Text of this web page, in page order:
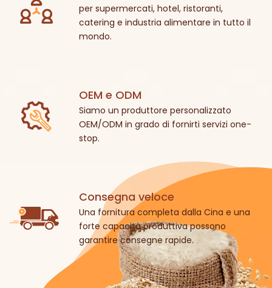
per supermercati, hotel, ristoranti,
catering e industria alimentare in tutto il
mondo.
OEM e ODM
Siamo un produttore personalizzato
OEM/ODM in grado di fornirti servizi one-
stop.
Consegna veloce
Una fornitura completa dalla Cina e una
forte capacità produttiva possono
garantire consegne rapide.